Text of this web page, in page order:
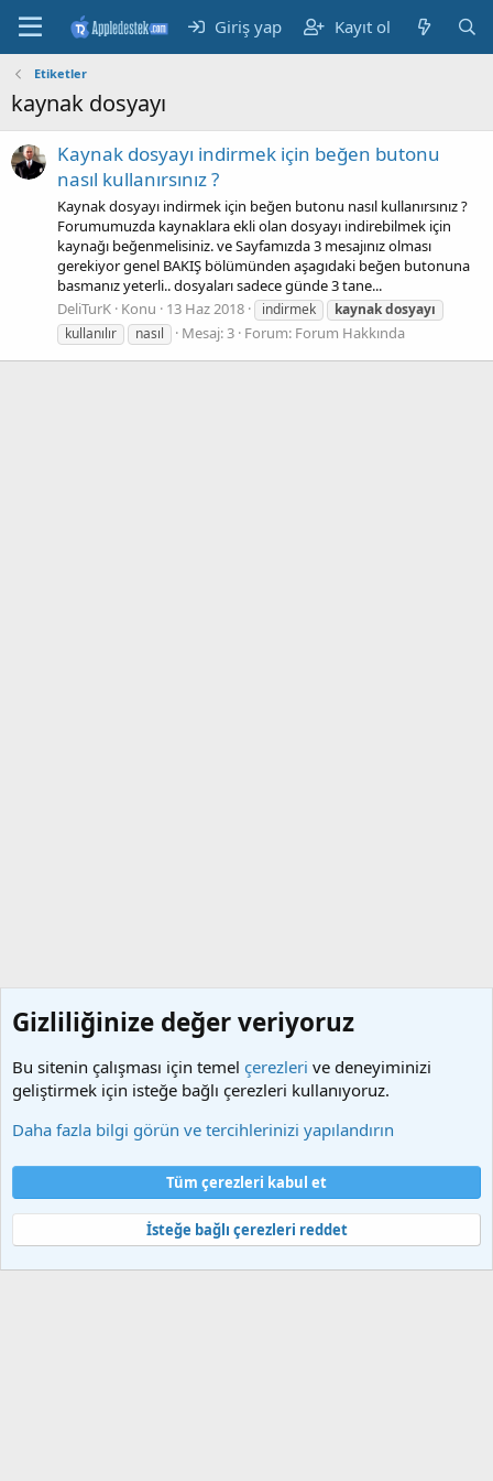
Giriş yap Kayıt ol
Etiketler
kaynak dosyayı
Kaynak dosyayı indirmek için beğen butonu
nasıl kullanırsınız ?
Kaynak dosyayı indirmek için beğen butonu nasıl kullanırsınız ?
Forumumuzda kaynaklara ekli olan dosyayı indirebilmek için
kaynağı beğenmelisiniz. ve Sayfamızda 3 mesajınız olması
gerekiyor genel BAKIŞ bölümünden aşagıdaki beğen butonuna
basmanız yeterli.. dosyaları sadece günde 3 tane...
DeliTurK Konu 13 Haz 2018 indirmek kaynakdosyayı
kullanılır
nasıl Mesaj: 3 Forum: Forum Hakkında
Şartlar ve kurallar
Gizlilik politikası
Yardım
Ana sayfa
S
S
Community platform by XenForo® © 2010-2025 XenForo Ltd.
Gizliliğinize değer veriyoruz
Bu sitenin çalışması için temel çerezleri ve deneyiminizi
geliştirmek için isteğe bağlı çerezleri kullanıyoruz.
Daha fazla bilgi görün ve tercihlerinizi yapılandırın
Tüm çerezleri kabul et
İsteğe bağlı çerezleri reddet